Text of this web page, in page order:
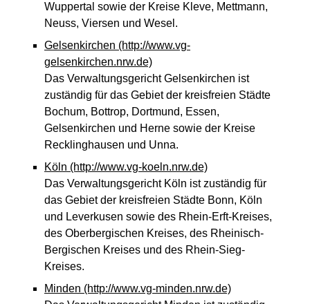
Wuppertal sowie der Kreise Kleve, Mettmann,
Neuss, Viersen und Wesel.
Gelsenkirchen (http://www.vg-
gelsenkirchen.nrw.de)
Das Verwaltungsgericht Gelsenkirchen ist
zuständig für das Gebiet der kreisfreien Städte
Bochum, Bottrop, Dortmund, Essen,
Gelsenkirchen und Herne sowie der Kreise
Recklinghausen und Unna.
Köln (http://www.vg-koeln.nrw.de)
Das Verwaltungsgericht Köln ist zuständig für
das Gebiet der kreisfreien Städte Bonn, Köln
und Leverkusen sowie des Rhein-Erft-Kreises,
des Oberbergischen Kreises, des Rheinisch-
Bergischen Kreises und des Rhein-Sieg-
Kreises.
Minden (http://www.vg-minden.nrw.de)